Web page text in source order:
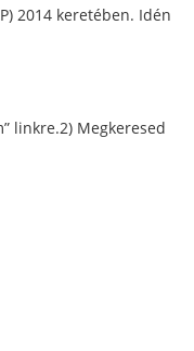
2014 keretében. Idén
linkre.2) Megkeresed